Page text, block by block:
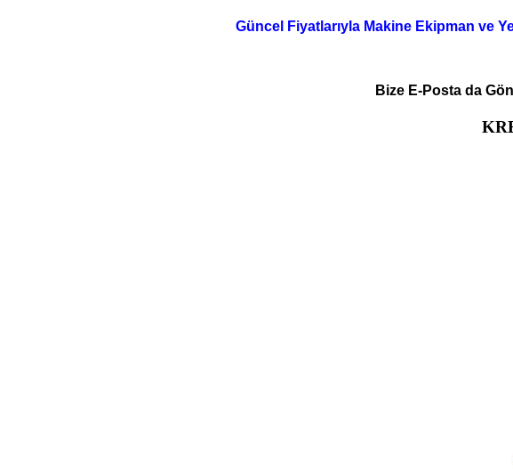
Güncel Fiyatlarıyla Makine Ekipman ve
Bize E-Posta da